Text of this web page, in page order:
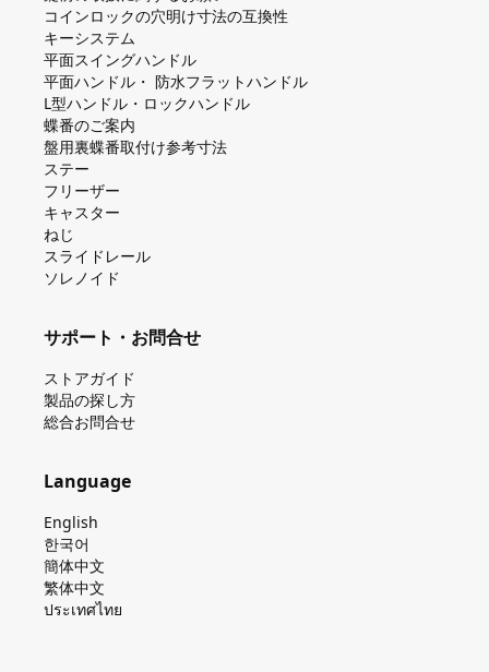
コインロックの⽳明け⼨法の互換性
キーシステム
平⾯スイングハンドル
平⾯ハンドル・ 防⽔フラットハンドル
L型ハンドル・ロックハンドル
蝶番のご案内
盤⽤裏蝶番取付け参考⼨法
ステー
フリーザー
キャスター
ねじ
スライドレール
ソレノイド
サポート・お問合せ
ストアガイド
製品の探し⽅
総合お問合せ
Language
English
한국어
簡体中文
繁体中文
ประเทศไทย